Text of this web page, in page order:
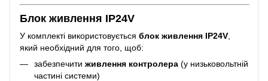
Блок живлення IP24V
У комплекті використовується блок живлення IP24V
який необхідний для того, щоб:
забезпечити живлення контролера (у низьковольтній
частині системи)